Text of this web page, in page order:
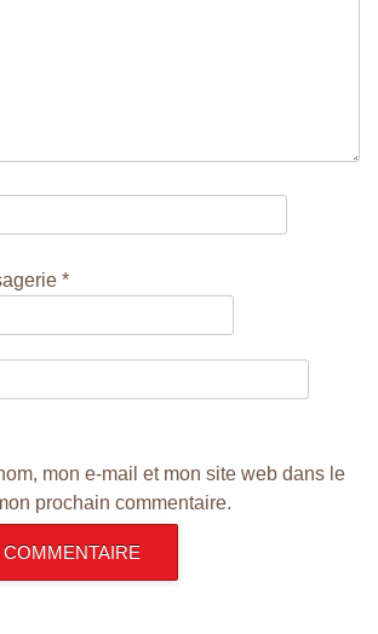
*
mon e-mail et mon site web dans le
prochain commentaire.